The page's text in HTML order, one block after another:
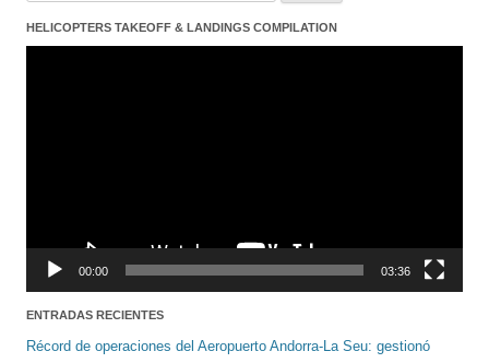
HELICOPTERS TAKEOFF & LANDINGS COMPILATION
Reproductor
00:00 03:36
ENTRADAS RECIENTES
Récord de operaciones del Aeropuerto Andorra-La Seu: gestionó